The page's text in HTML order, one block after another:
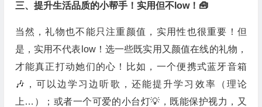
三、提升生活品质的小帮手！实用但不low！🧰
当然，礼物也不能只注重颜值，实用性也很重要！但
是，实用不代表low！选一些既实用又颜值在线的礼物，
才能真正打动她们的心！比如，一个便携式蓝牙音箱
🎶，可以边学习边听歌，还能提升学习效率（理论
上…）；或者一个可爱的小台灯💡，既能保护视力，又